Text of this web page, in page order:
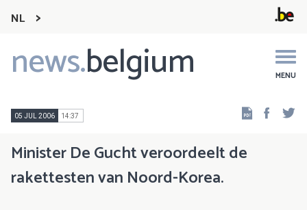
NL
news.belgium MENU
Main
navigation
05 JUL 2006 14:37
Minister De Gucht veroordeelt de
rakettesten van Noord-Korea.